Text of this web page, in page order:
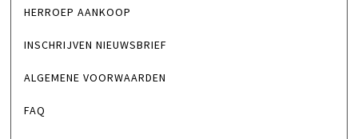
HERROEP AANKOOP
INSCHRIJVEN NIEUWSBRIEF
ALGEMENE VOORWAARDEN
FAQ